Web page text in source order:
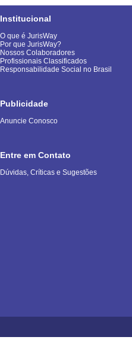
Institucional
O que é JurisWay
Por que JurisWay?
Nossos Colaboradores
Profissionais Classificados
Responsabilidade Social no Brasil
Publicidade
Anuncie Conosco
Entre em Contato
Dúvidas, Críticas e Sugestões